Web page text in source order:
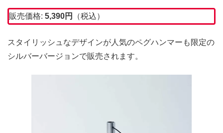
販売価格: 5,390円 （税込）
スタイリッシュなデザインが人気のペグハンマーも限定の
シルバーバージョンで販売されます。